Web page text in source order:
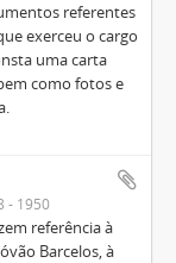
referentes
exerceu o cargo
uma carta
como fotos e
- 1950
referência à
Barcelos, à